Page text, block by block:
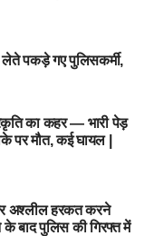
लेते पकड़े गए पुलिसकर्मी,
का कहर — भारी पेड़
पर मौत, कई घायल |
अश्लील हरकत करने
के बाद पुलिस की गिरफ्त में